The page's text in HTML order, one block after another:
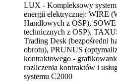
LUX - Kompleksowy
energii elektrycznej: WIRE
Handlowych z OSP),
technicznych z OSP),
Trading Desk (bezpośredni
obrotu), PRUNUS
kontraktowego -
rozliczenia kontraktów i
systemu C2000